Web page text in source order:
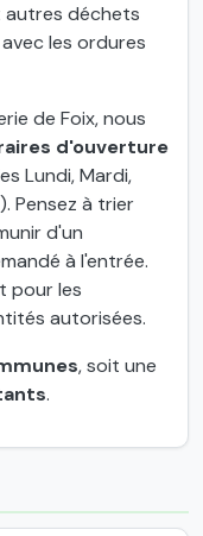
autres déchets
les ordures
de Foix, nous
d'ouverture
Lundi, Mardi,
Pensez à trier
d'un
à l'entrée.
pour les
autorisées.
, soit une
.